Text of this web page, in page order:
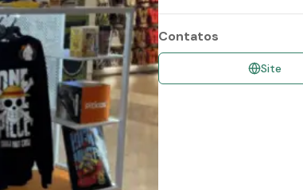
Contatos
Site